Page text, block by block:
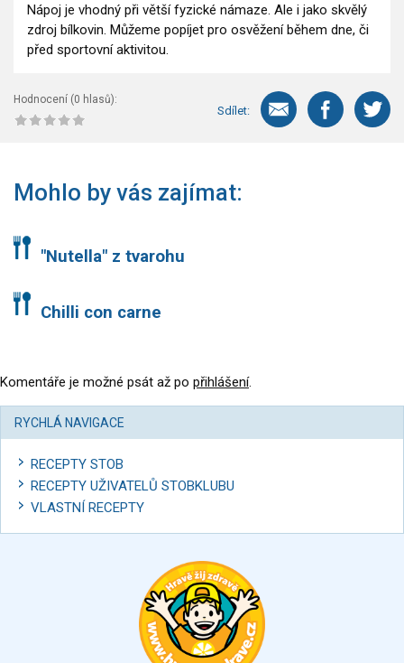
Nápoj je vhodný při větší fyzické námaze. Ale i jako skvělý
zdroj bílkovin. Můžeme popíjet pro osvěžení během dne, či
před sportovní aktivitou.
Hodnocení (0 hlasů):
Sdílet:
Mohlo by vás zajímat:
"Nutella" z tvarohu
Chilli con carne
Komentáře je možné psát až po přihlášení.
RYCHLÁ NAVIGACE
RECEPTY STOB
RECEPTY UŽIVATELŮ STOBKLUBU
VLASTNÍ RECEPTY